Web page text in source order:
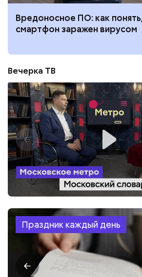
Вредоносное ПО: как
смартфон заражен вирусом
Вечерка ТВ
Праздник каждый день